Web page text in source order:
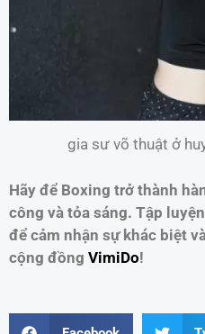
gia sư võ thuật ở
Hãy để Boxing trở thành
công và tỏa sáng. Tập
để cảm nhận sự khác biệt
cộng đồng VimiDo!